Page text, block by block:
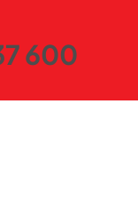
600